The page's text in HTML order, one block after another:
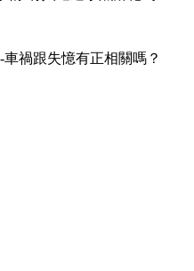
車禍跟失憶有正相關嗎？